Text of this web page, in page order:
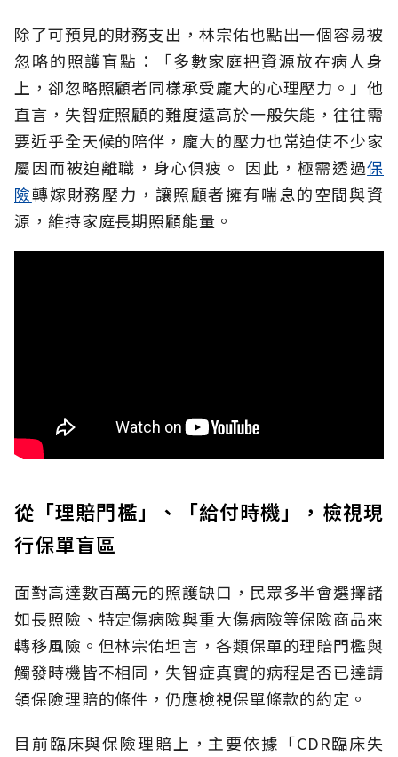
除了可預見的財務支出，林宗佑也點出一個容易被
忽略的照護盲點：「多數家庭把資源放在病人身
上，卻忽略照顧者同樣承受龐大的心理壓力。」他
直言，失智症照顧的難度遠高於一般失能，往往需
要近乎全天候的陪伴，龐大的壓力也常迫使不少家
屬因而被迫離職，身心俱疲。 因此，極需透過保
險轉嫁財務壓力，讓照顧者擁有喘息的空間與資
源，維持家庭長期照顧能量。
從「理賠門檻」、「給付時機」，檢視現
行保單盲區
面對高達數百萬元的照護缺口，民眾多半會選擇諸
如長照險、特定傷病險與重大傷病險等保險商品來
轉移風險。但林宗佑坦言，各類保單的理賠門檻與
觸發時機皆不相同，失智症真實的病程是否已達請
領保險理賠的條件，仍應檢視保單條款的約定。
目前臨床與保險理賠上，主要依據「CDR臨床失